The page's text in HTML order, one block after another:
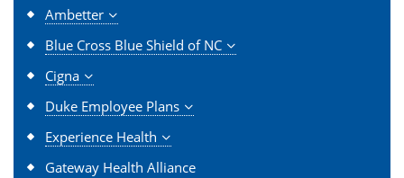
Ambetter
Blue Cross Blue Shield of NC
Cigna
Duke Employee Plans
Experience Health
Gateway Health Alliance